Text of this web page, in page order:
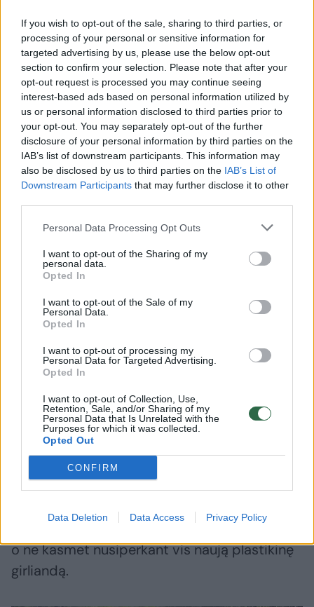
If you wish to opt-out of the sale, sharing to third parties, or
processing of your personal or sensitive information for
targeted advertising by us, please use the below opt-out
section to confirm your selection. Please note that after your
opt-out request is processed you may continue seeing
interest-based ads based on personal information utilized by
us or personal information disclosed to third parties prior to
your opt-out. You may separately opt-out of the further
disclosure of your personal information by third parties on the
IAB’s list of downstream participants. This information may
also be disclosed by us to third parties on the IAB’s List of
Downstream Participants that may further disclose it to other
Personal Data Processing Opt Outs
I want to opt-out of the Sharing of my
personal data.
Opted In
I want to opt-out of the Sale of my
Personal Data.
Opted In
I want to opt-out of processing my
Personal Data for Targeted Advertising.
Opted In
I want to opt-out of Collection, Use,
Retention, Sale, and/or Sharing of my
Personal Data that Is Unrelated with the
Purposes for which it was collected.
Opted Out
CONFIRM
Data Deletion Data Access Privacy Policy
Kadangi turiu savo grožio namus, kasmet iš
anksto pradedu svarstyti, kaip juos papuošti.
Man talkina dekoruotoja, su ja aptariame
stiliaus ir puošybos detales. Jai pasakau
savo viziją ir kaip, mano manymu, viskas
turėtų atrodyti. Tie, kurie turi panašius
darbus, puoštis ir ruoštis šventėms visada
pradeda anksčiau. Šiemet liksiu ištikima
klasikai.
Žurnalistė Fausta Marija Leščiauskaitė (31
Man atrodo, kad gyvenime reikia daryti
nori klausytis kalėdinių dainų rugsėjį, kodėl to
nedaryti? Juk niekam nekenkia. Klausimas tik,
ar įsileidžiame šventinę nuotaiką, ar tiesiog
tampame didelio kasmetinio komercinio
įvykio dalimi. Šventės daug geriau
pajuntamos kartu su draugais ar šeima
verdant karštą vyną, klausantis kalėdinio
koncerto, dainuojant dainas, rašant laiškus
Kalėdų Seneliui, aplankant snieguotus kalnus,
o ne kasmet nusiperkant vis naują plastikinę
girliandą.